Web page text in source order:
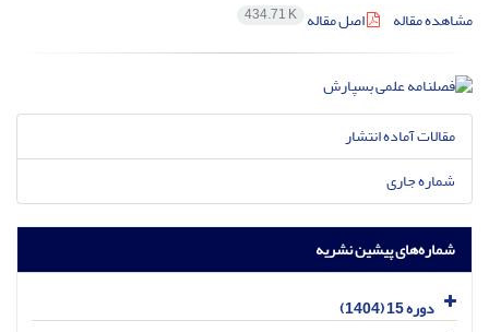
مشاهده مقاله
اصل مقاله 434.71 K
مقالات آماده انتشار
شماره جاری
شماره‌های پیشین نشریه
دوره 15 (1404)